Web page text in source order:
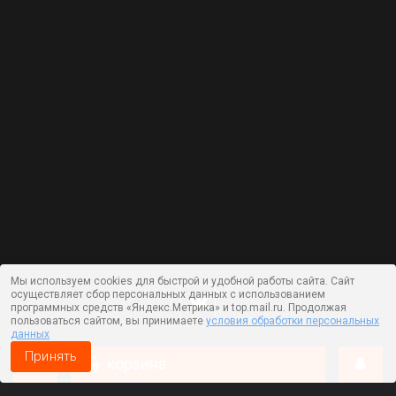
Мы используем cookies для быстрой и удобной работы сайта. Сайт
осуществляет сбор персональных данных с использованием
программных средств «Яндекс.Метрика» и top.mail.ru. Продолжая
пользоваться сайтом, вы принимаете условия обработки персональных
данных
Принять